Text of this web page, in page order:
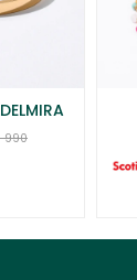
990